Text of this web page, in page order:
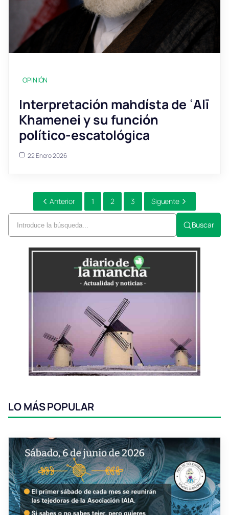
OPINIÓN
Interpretación mahdísta de ʿAlī
Khamenei y su función
político-escatológica
22 Enero 2026
Anterior 1 2 3 Siguente
Buscar
LO MÁS POPULAR